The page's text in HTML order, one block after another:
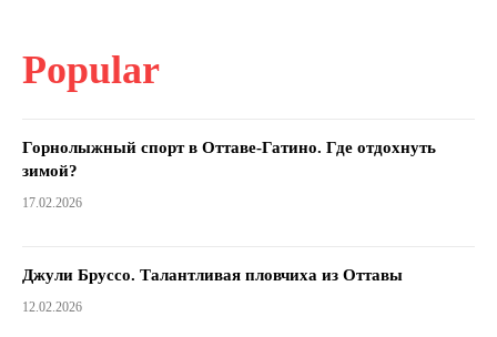
Popular
Горнолыжный спорт в Оттаве-Гатино. Где отдохнуть
зимой?
17.02.2026
Джули Бруссо. Талантливая пловчиха из Оттавы
12.02.2026